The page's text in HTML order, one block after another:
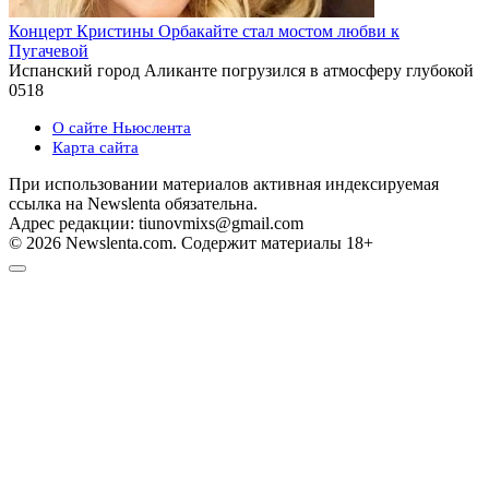
Концерт Кристины Орбакайте стал мостом любви к
Пугачевой
Испанский город Аликанте погрузился в атмосферу глубокой
0518
О сайте Ньюслента
Карта сайта
При использовании материалов активная индексируемая
ссылка на Newslenta обязательна.
Адрес редакции: tiunovmixs@gmail.com
© 2026 Newslenta.com. Содержит материалы 18+